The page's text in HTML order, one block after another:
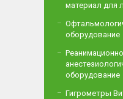
материал для
оборудование
оборудование
Гигрометры